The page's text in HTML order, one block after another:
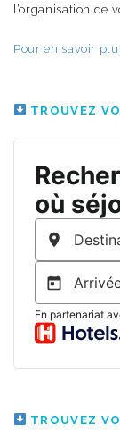
l’organisation de
Pour en savoir
TROUVEZ
TROUVEZ